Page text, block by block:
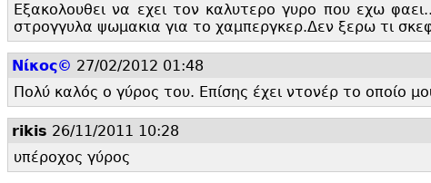
Εξακολουθει να εχει τον καλυτερο γυρο που εχω
στρογγυλα ψωμακια για το χαμπεργκερ.Δεν ξερω τι
Nίκος© 27/02/2012 01:48
Πολύ καλός ο γύρος του. Επίσης έχει ντονέρ το οποίο
rikis 26/11/2011 10:28
υπέροχος γύρος